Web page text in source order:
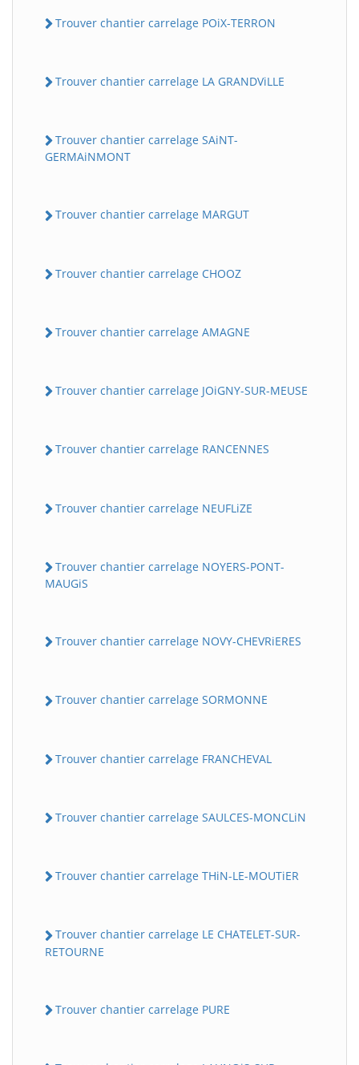
Trouver chantier carrelage POiX-TERRON
Trouver chantier carrelage LA GRANDViLLE
Trouver chantier carrelage SAiNT-
GERMAiNMONT
Trouver chantier carrelage MARGUT
Trouver chantier carrelage CHOOZ
Trouver chantier carrelage AMAGNE
Trouver chantier carrelage JOiGNY-SUR-MEUSE
Trouver chantier carrelage RANCENNES
Trouver chantier carrelage NEUFLiZE
Trouver chantier carrelage NOYERS-PONT-
MAUGiS
Trouver chantier carrelage NOVY-CHEVRiERES
Trouver chantier carrelage SORMONNE
Trouver chantier carrelage FRANCHEVAL
Trouver chantier carrelage SAULCES-MONCLiN
Trouver chantier carrelage THiN-LE-MOUTiER
Trouver chantier carrelage LE CHATELET-SUR-
RETOURNE
Trouver chantier carrelage PURE